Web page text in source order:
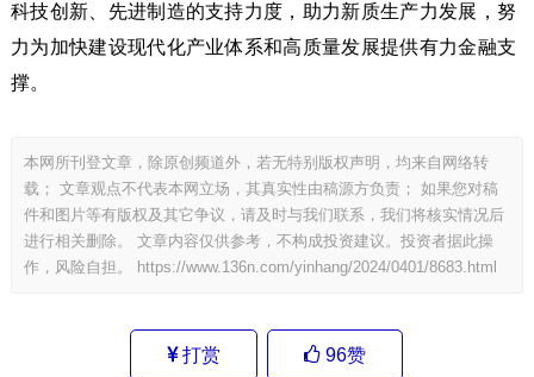
科技创新、先进制造的支持力度，助力新质生产力发展，努
力为加快建设现代化产业体系和高质量发展提供有力金融支
撑。
本网所刊登文章，除原创频道外，若无特别版权声明，均来自网络转
载； 文章观点不代表本网立场，其真实性由稿源方负责； 如果您对稿
件和图片等有版权及其它争议，请及时与我们联系，我们将核实情况后
进行相关删除。 文章内容仅供参考，不构成投资建议。投资者据此操
作，风险自担。
https://www.136n.com/yinhang/2024/0401/8683.html
打赏 96赞